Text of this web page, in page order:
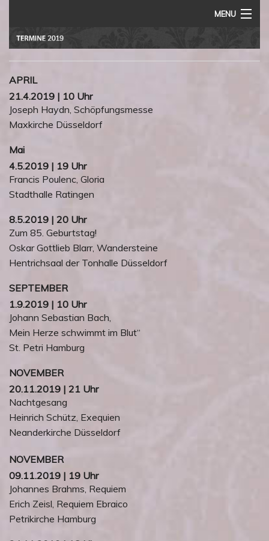
MENU
Home
Termine
Rezensionen
Audio
Impressum
APRIL
21.4.2019 | 10 Uhr
Joseph Haydn, Schöpfungsmesse
Maxkirche Düsseldorf
Mai
4.5.2019 | 19 Uhr
Francis Poulenc, Gloria
Stadthalle Ratingen
8.5.2019 | 20 Uhr
Zum 85. Geburtstag!
Oskar Gottlieb Blarr, Wandersteine
Hentrichsaal der Tonhalle Düsseldorf
SEPTEMBER
1.9.2019 | 10 Uhr
Johann Sebastian Bach,
Mein Herze schwimmt im Blut“
St. Petri Hamburg
NOVEMBER
20.11.2019 | 21 Uhr
Nachtgesang
Heinrich Schütz, Exequien
Neanderkirche Düsseldorf
NOVEMBER
09.11.2019 | 19 Uhr
Johannes Brahms, Requiem
Erich Zeisl, Requiem Ebraico
Petrikirche Hamburg